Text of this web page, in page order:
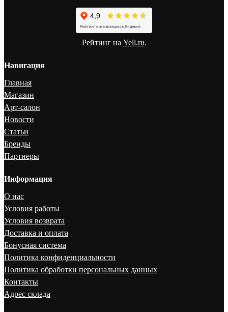
Рейтинг на Yell.ru.
Навигация
Главная
Магазин
Арт-салон
Новости
Статьи
Бренды
Партнеры
Информация
О нас
Условия работы
Условия возврата
Доставка и оплата
Бонусная система
Политика конфиденциальности
Политика обработки персональных данных
Контакты
Адрес склада